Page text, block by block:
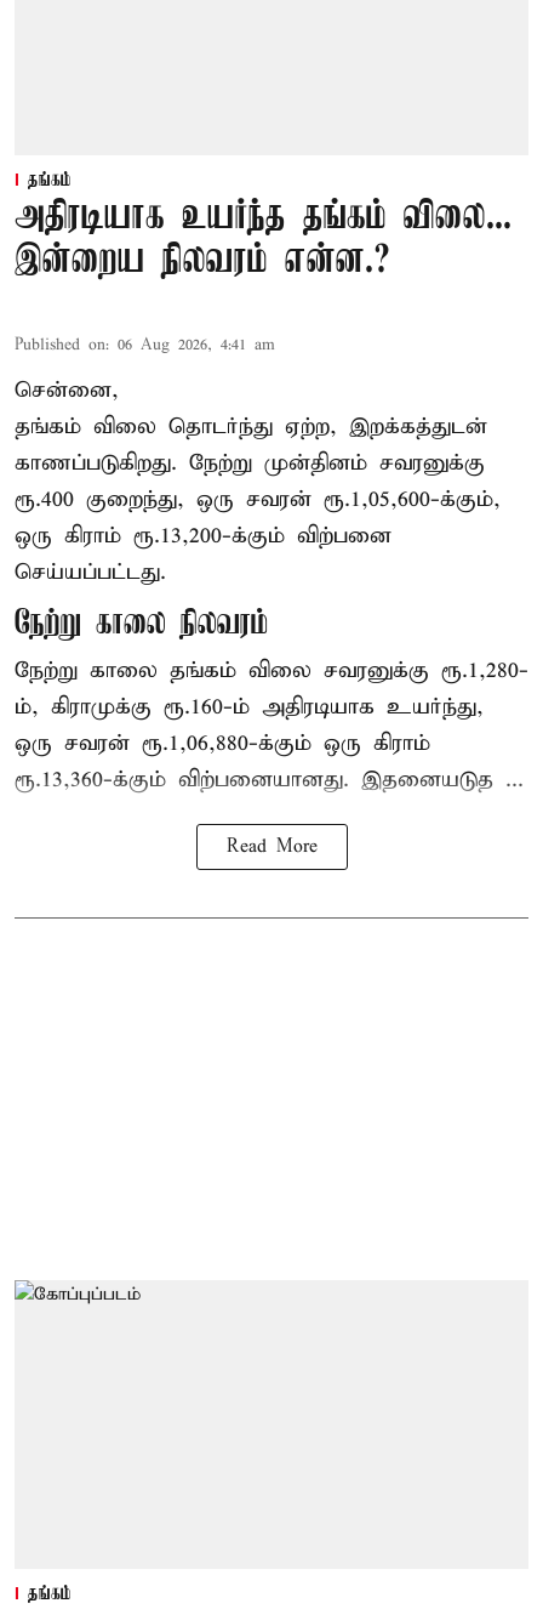
தங்கம்
அதிரடியாக உயர்ந்த தங்கம் விலை...
இன்றைய நிலவரம் என்ன.?
Published on: 06 Aug 2026, 4:41 am
சென்னை,
தங்கம் விலை தொடர்ந்து ஏற்ற, இறக்கத்துடன்
காணப்படுகிறது. நேற்று முன்தினம் சவரனுக்கு
ரூ.400 குறைந்து, ஒரு சவரன் ரூ.1,05,600-க்கும்,
ஒரு கிராம் ரூ.13,200-க்கும் விற்பனை
செய்யப்பட்டது.
நேற்று காலை நிலவரம்
நேற்று காலை தங்கம் விலை சவரனுக்கு ரூ.1,280-
ம், கிராமுக்கு ரூ.160-ம் அதிரடியாக உயர்ந்து,
ஒரு சவரன் ரூ.1,06,880-க்கும் ஒரு கிராம்
ரூ.13,360-க்கும் விற்பனையானது. இதனையடுத ...
Read More
தங்கம்